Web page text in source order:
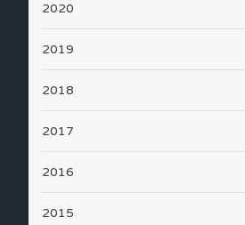
2020
2019
2018
2017
2016
2015